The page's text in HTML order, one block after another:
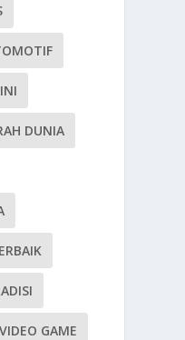
DUNIA
VIDEO GAME